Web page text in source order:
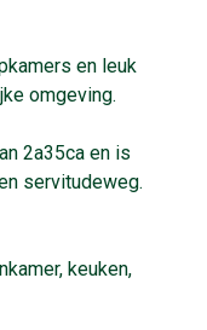
en leuk
omgeving.
2a35ca en is
servitudeweg.
keuken,